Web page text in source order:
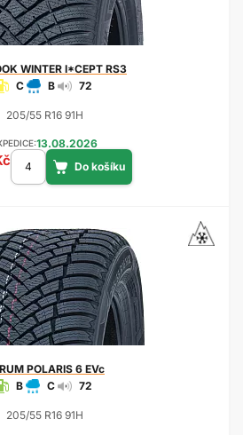
WINTER I*CEPT RS3
C
B 72
205/55 R16 91H
13.08.2026
POLARIS 6 EVc
B
C 72
205/55 R16 91H